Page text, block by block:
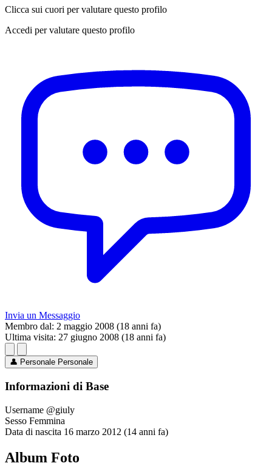
Clicca sui cuori per valutare questo profilo
Accedi per valutare questo profilo
Invia un Messaggio
Membro dal: 2 maggio 2008 (18 anni fa)
Ultima visita: 27 giugno 2008 (18 anni fa)
👤 Personale Personale
Informazioni di Base
Username @giuly
Sesso Femmina
Data di nascita 16 marzo 2012 (14 anni fa)
Album Foto